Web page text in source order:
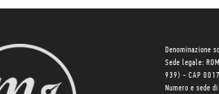
Denominazione
Sede legale:
939) - CAP
Numero e sede